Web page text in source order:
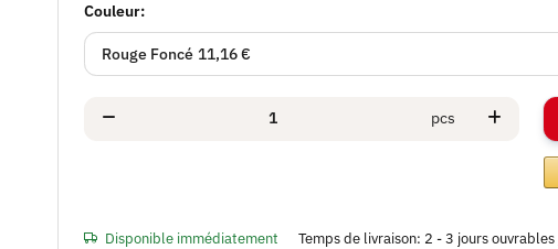
Couleur:
Rouge Foncé 11,16 €
pcs
Disponible immédiatement Temps de livraison: 2 - 3 jours ouvrables